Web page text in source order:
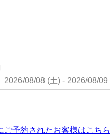
ご予約されたお客様はこちら